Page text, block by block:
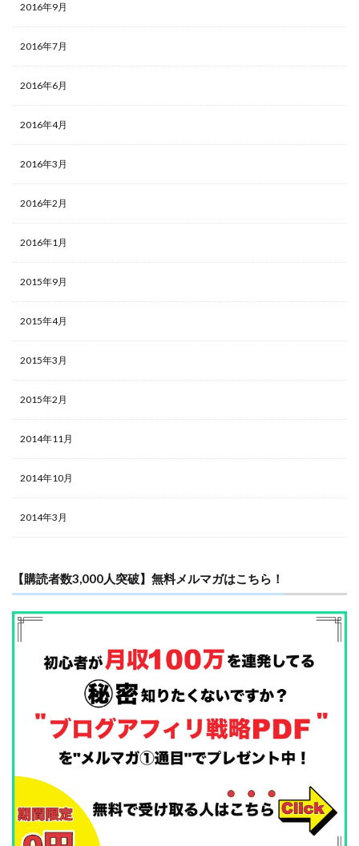
2016年9月
2016年7月
2016年6月
2016年4月
2016年3月
2016年2月
2016年1月
2015年9月
2015年4月
2015年3月
2015年2月
2014年11月
2014年10月
2014年3月
【購読者数3,000人突破】無料メルマガはこちら！